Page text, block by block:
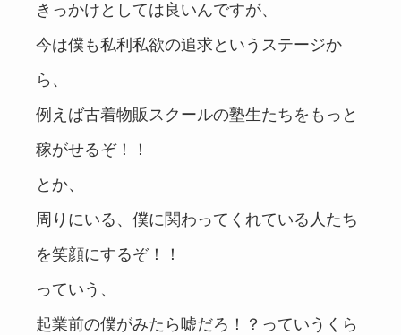
きっかけとしては良いんですが、
今は僕も私利私欲の追求というステージか
ら、
例えば古着物販スクールの塾生たちをもっと
稼がせるぞ！！
とか、
周りにいる、僕に関わってくれている人たち
を笑顔にするぞ！！
っていう、
起業前の僕がみたら嘘だろ！？っていうくら